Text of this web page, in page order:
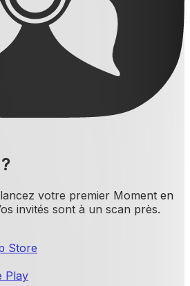
votre premier Moment en
invités sont à un scan près.
Store
Play